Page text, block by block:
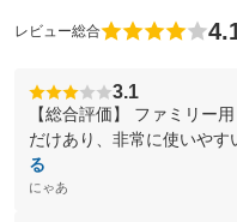
レビュー総合
3.1
【総合評価】 ファミリー
だけあり、非常に使いやす
る
にゃあ